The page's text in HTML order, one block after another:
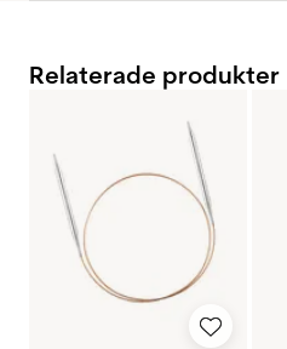
Relaterade produkter